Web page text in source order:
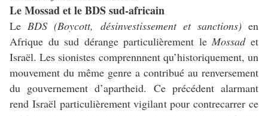
Le Mossad et le BDS sud-africain
LeBDS (Boycott, désinvestissement et sanctions)en
Afrique du sud dérange particulièrement leMossadet
Israël. Les sionistes comprennnent qu’historiquement, un
mouvement du même genre a contribué au renversement
du gouvernement d’apartheid. Ce précédent alarmant
rend Israël particulièrement vigilant pour contrecarrer ce